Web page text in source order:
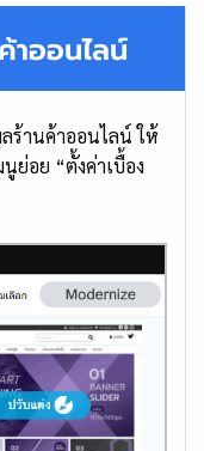
าออนไลน์
านค้าออนไลน์ ให้
ย่อย “ตั้งค่าเบื้อง